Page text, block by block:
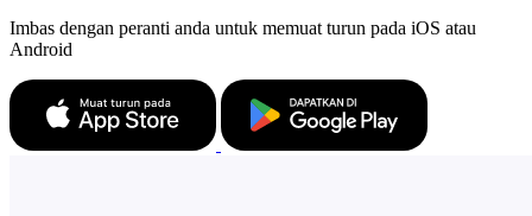
Imbas dengan peranti anda untuk memuat turun pada iOS atau
Android